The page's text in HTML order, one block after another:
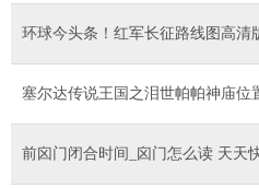
环球今头条！红军长征路线图高清
塞尔达传说王国之泪世帕帕神庙位
前囟门闭合时间_囟门怎么读 天天